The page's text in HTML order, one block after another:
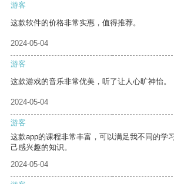
游客
这款软件的价格非常实惠，值得推荐。
2024-05-04
游客
这款游戏的音乐非常优美，听了让人心旷神怡。
2024-05-04
游客
这款app的课程非常丰富，可以满足我不同的学
己感兴趣的知识。
2024-05-04